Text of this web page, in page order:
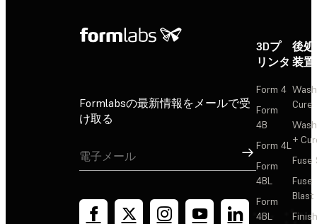
Formlabsの最新情報をメールで受
け取る
サインアップ
3Dプ
リンタ
Form 4
Form
4B
Form 4L
Form
4BL
Form
4BL
後
装置
Cure
+
Fuse
Fuse
Blast